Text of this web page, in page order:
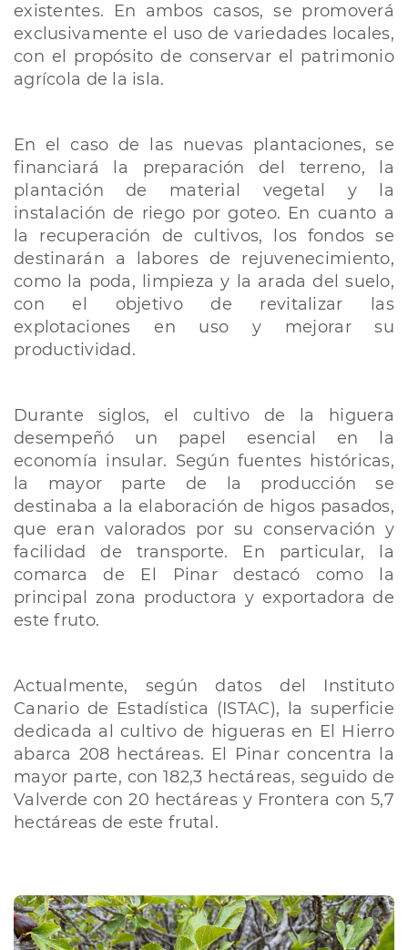
existentes. En ambos casos, se promoverá
exclusivamente el uso de variedades locales,
con el propósito de conservar el patrimonio
agrícola de la isla.
En el caso de las nuevas plantaciones, se
financiará la preparación del terreno, la
plantación de material vegetal y la
instalación de riego por goteo. En cuanto a
la recuperación de cultivos, los fondos se
destinarán a labores de rejuvenecimiento,
como la poda, limpieza y la arada del suelo,
con el objetivo de revitalizar las
explotaciones en uso y mejorar su
productividad.
Durante siglos, el cultivo de la higuera
desempeñó un papel esencial en la
economía insular. Según fuentes históricas,
la mayor parte de la producción se
destinaba a la elaboración de higos pasados,
que eran valorados por su conservación y
facilidad de transporte. En particular, la
comarca de El Pinar destacó como la
principal zona productora y exportadora de
este fruto.
Actualmente, según datos del Instituto
Canario de Estadística (ISTAC), la superficie
dedicada al cultivo de higueras en El Hierro
abarca 208 hectáreas. El Pinar concentra la
mayor parte, con 182,3 hectáreas, seguido de
Valverde con 20 hectáreas y Frontera con 5,7
hectáreas de este frutal.